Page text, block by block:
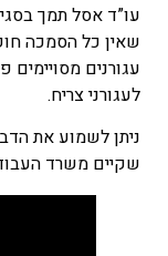
עו”ד אסל תמך
שאין כל הסמכה
עגורנים
לעגורני צריח.
ניתן לשמוע את
שקיים משרד